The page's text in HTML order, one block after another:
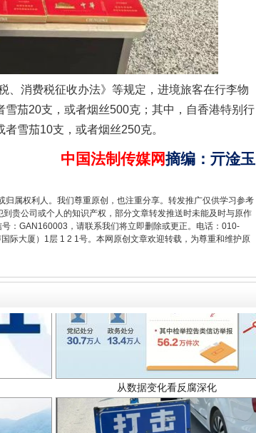
消费税征收办法》等规定，进境旅客在行李物
茄20支，或者烟丝500克；其中，自香港特别行
雪茄10支，或者烟丝250克。
中国法制传媒网摘编 ： 亓淦玉
归属权利人。我们尊重原创，也注重分享。转发推广仅供学习参考
贵公司或个人的知识产权，部分文章转发推送时未能及时与原作
：GAN160003，请联系我们将立即删除或更正。电话：010-
际大厦）1层 1 2 1号。本网原创文章欢迎转载，为尊重和维护原
让核能赋能千行百业
从数据变化看反腐深化